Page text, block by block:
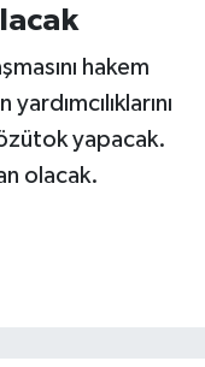
hakem
yapacak.
olacak.